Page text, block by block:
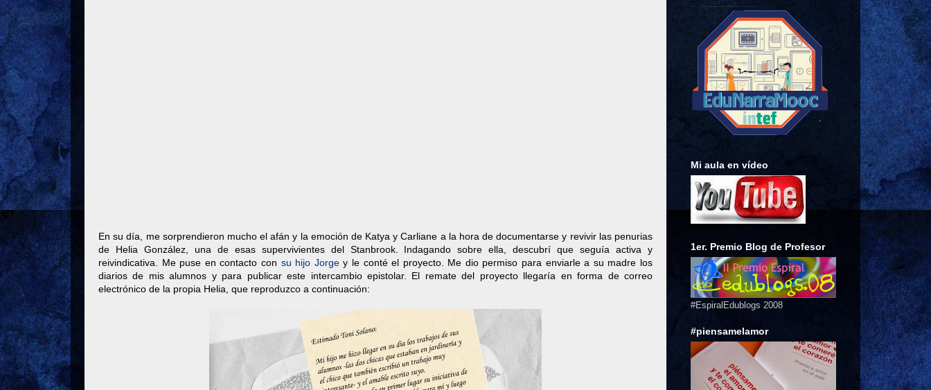
En su día, me sorprendieron mucho el afán y la emoción de Katya y Carliane a la hora de documentarse y revivir las penurias
de Helia González, una de esas supervivientes del Stanbrook. Indagando sobre ella, descubrí que seguía activa y
reivindicativa. Me puse en contacto con su hijo Jorgey le conté el proyecto. Me dio permiso para enviarle a su madre los
diarios de mis alumnos y para publicar este intercambio epistolar. El remate del proyecto llegaría en forma de correo
electrónico de la propia Helia, que reproduzco a continuación:
Mi aula en vídeo
1er. Premio Blog de Profesor
#EspiralEdublogs 2008
#piensamelamor